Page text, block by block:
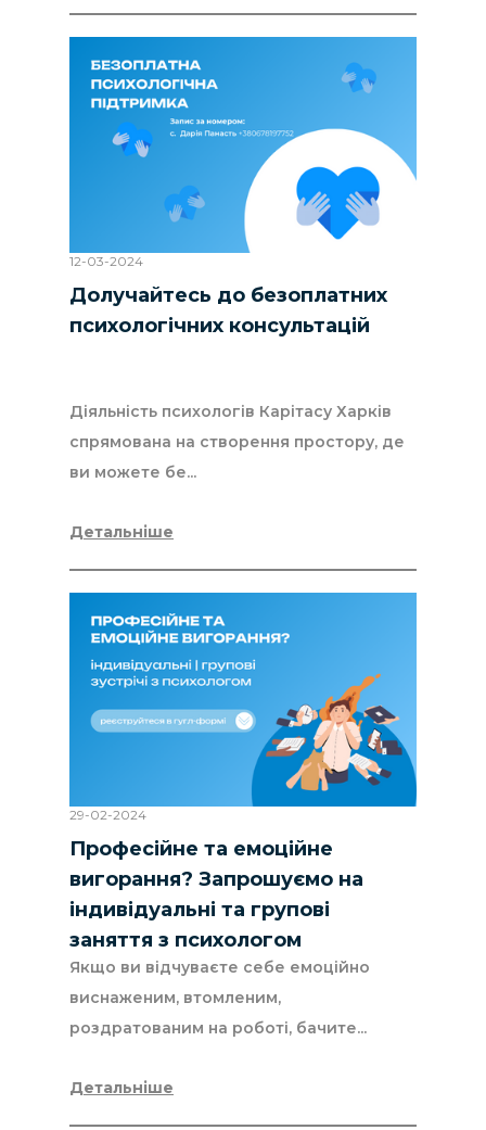
12-03-2024
Долучайтесь до безоплатних
психологічних консультацій
Діяльність психологів Карітасу Харків
спрямована на створення простору, де
ви можете бе...
Детальніше
29-02-2024
Професійне та емоційне
вигорання? Запрошуємо на
індивідуальні та групові
заняття з психологом
Якщо ви відчуваєте себе емоційно
виснаженим, втомленим,
роздратованим на роботі, бачите...
Детальніше